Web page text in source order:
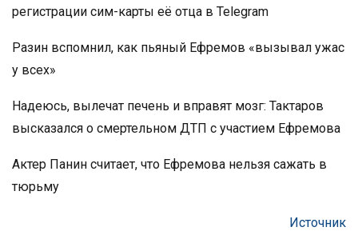
регистрации сим-карты её отца в Telegram
Разин вспомнил, как пьяный Ефремов «вызывал ужас
у всех»
Надеюсь, вылечат печень и вправят мозг: Тактаров
высказался о смертельном ДТП с участием Ефремова
Актер Панин считает, что Ефремова нельзя сажать в
тюрьму
Источник